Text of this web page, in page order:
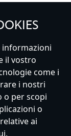
Mappa del Sito
generali
il vostro
come i
i nostri
o per scopi
o
ai
.